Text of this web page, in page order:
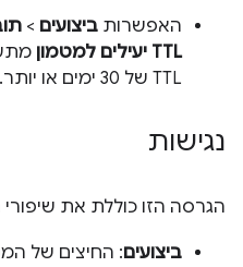
האפשרות ביצועים >
TTL יעילים למטמון
TTL של 30 ימים או יותר.
נגישות
הגרסה הזו כוללת את
ביצועים: החיצים של